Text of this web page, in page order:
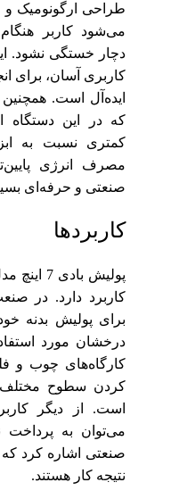
طراحی ارگونومیک
می‌شود کاربر
دچار خستگی نشود.
کاربری آسان، برای
ایده‌آل است.
که در این
کمتری نسبت به
مصرف انرژی
صنعتی و حرفه‌ای
کاربردها
کاربرد دارد. در
برای پولیش بدنه
درخشان مورد
کارگاه‌های چوب و
کردن سطوح مختلف
است. از دیگر
می‌توان به
صنعتی اشاره کرد که
نتیجه کار هستند.